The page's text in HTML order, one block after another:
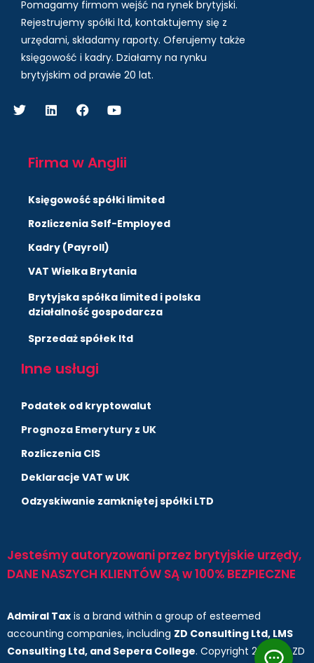
Pomagamy firmom wejść na rynek brytyjski.
Rejestrujemy spółki ltd, kontaktujemy się z
urzędami, składamy raporty. Oferujemy także
księgowość i kadry. Działamy na rynku
brytyjskim od prawie 20 lat.
Firma w Anglii
Księgowość spółki limited
Rozliczenia Self-Employed
Kadry (Payroll)
VAT Wielka Brytania
Brytyjska spółka limited i polska
działalność gospodarcza
Sprzedaż spółek ltd
Inne usługi
Podatek od kryptowalut
Prognoza Emerytury z UK
Rozliczenia CIS
Deklaracje VAT w UK
Odzyskiwanie zamkniętej spółki LTD
Jesteśmy autoryzowani przez brytyjskie urzędy,
DANE NASZYCH KLIENTÓW SĄ w 100% BEZPIECZNE
Admiral Tax is a brand within a group of esteemed
accounting companies, including ZD Consulting Ltd, LMS
Consulting Ltd, and Sepera College. Copyright 2025 by ZD